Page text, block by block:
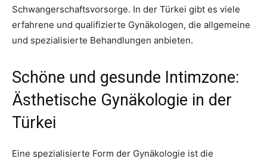
Schwangerschaftsvorsorge. In der Türkei gibt es viele
erfahrene und qualifizierte Gynäkologen, die allgemeine
und spezialisierte Behandlungen anbieten.
Schöne und gesunde Intimzone:
Ästhetische Gynäkologie in der
Türkei
Eine spezialisierte Form der Gynäkologie ist die